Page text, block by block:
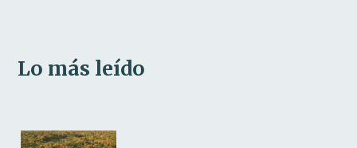
Lo más leído